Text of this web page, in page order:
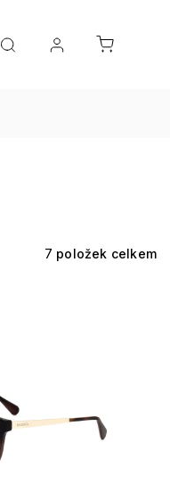
Doplňky
7 položek celkem